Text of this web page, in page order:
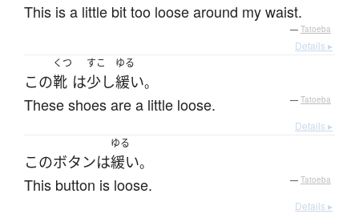
This is a little bit too loose around my waist.
— Tatoeba
Details ▸
この
くつ
靴 は
すこ
少し
ゆる
緩い。
These shoes are a little loose. — Tatoeba
Details ▸
このボタンは
ゆる
緩い。
This button is loose. — Tatoeba
Details ▸